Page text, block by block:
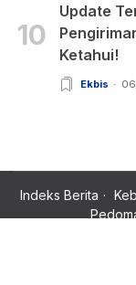
10
Update
Ketahui!
Ekbis
Indeks Berita